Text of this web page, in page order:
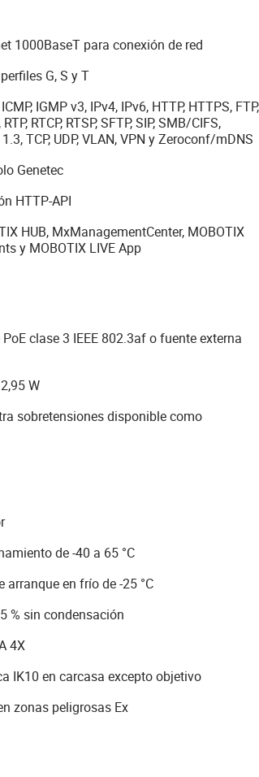
1000BaseT para conexión de red
G, S y T
IGMP v3, IPv4, IPv6, HTTP, HTTPS, FTP,
RTCP, RTSP, SFTP, SIP, SMB/CIFS,
TCP, UDP, VLAN, VPN y Zeroconf/mDNS
Genetec
HTTP-API
HUB, MxManagementCenter, MOBOTIX
y MOBOTIX LIVE App
clase 3 IEEE 802.3af o fuente externa
W
sobretensiones disponible como
de -40 a 65 °C
en frío de -25 °C
% sin condensación
4X
IK10 en carcasa excepto objetivo
zonas peligrosas Ex